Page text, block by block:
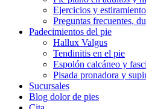
Ejercicios y
Preguntas frecuentes,
Padecimientos del pie
Hallux Valgus
Tendinitis en el pie
Espolón calcáneo y
Pisada pronadora y
Sucursales
Blog dolor de pies